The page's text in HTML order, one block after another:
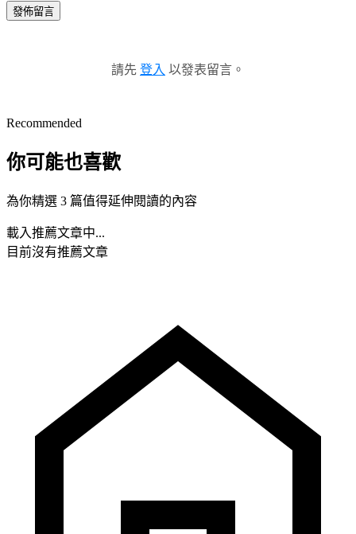
發佈留言
請先 登入 以發表留言。
Recommended
你可能也喜歡
為你精選 3 篇值得延伸閱讀的內容
載入推薦文章中...
目前沒有推薦文章